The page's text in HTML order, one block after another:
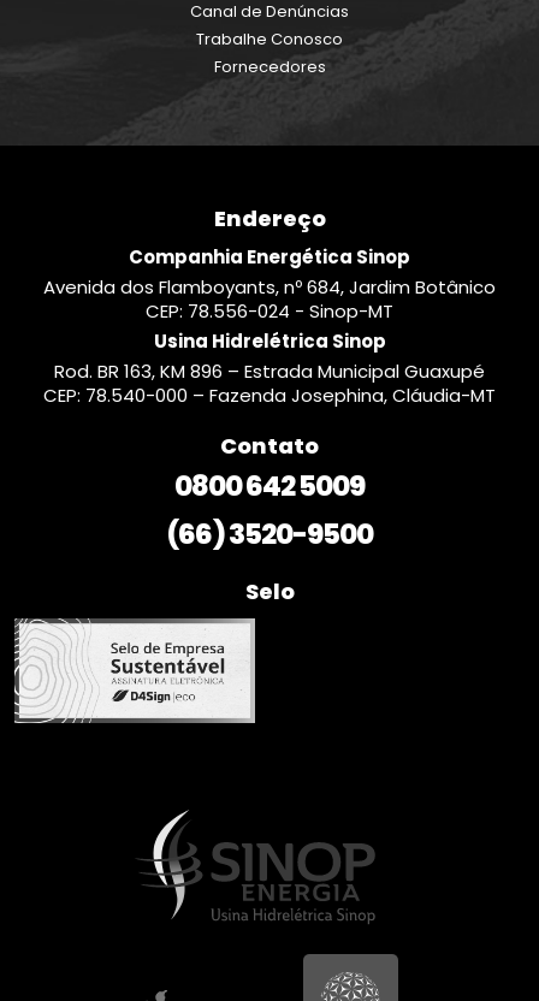
Canal de Denúncias
Trabalhe Conosco
Fornecedores
Endereço
Companhia Energética Sinop
Avenida dos Flamboyants, nº 684, Jardim Botânico
CEP: 78.556-024 - Sinop-MT
Usina Hidrelétrica Sinop
Rod. BR 163, KM 896 – Estrada Municipal Guaxupé
CEP: 78.540-000 – Fazenda Josephina, Cláudia-MT
Contato
0800 642 5009
(66) 3520-9500
Selo